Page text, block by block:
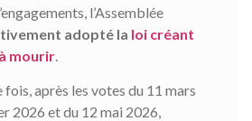
l’Assemblée
adopté la loi créant
mourir
après les votes du 11 mars
2026 et du 12 mai 2026,